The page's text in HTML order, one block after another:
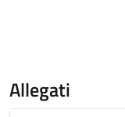
Allegati